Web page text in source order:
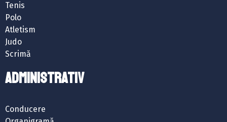
Tenis
Polo
Atletism
Judo
Scrimă
ADMINISTRATIV
Conducere